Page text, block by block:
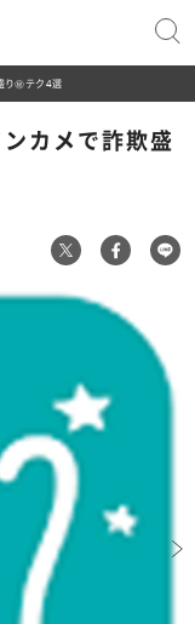
り㊙︎テク4選
カメで詐欺盛